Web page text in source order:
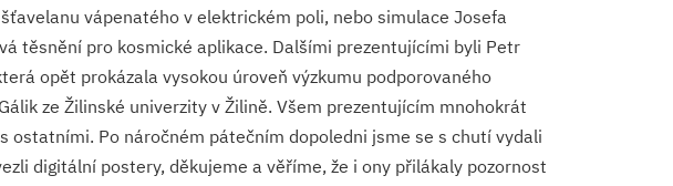
vápenatého v elektrickém poli, nebo simulace Josefa
těsnění pro kosmické aplikace. Dalšími prezentujícími byli Petr
opět prokázala vysokou úroveň výzkumu podporovaného
ze Žilinské univerzity v Žilině. Všem prezentujícím mnohokrát
ostatními. Po náročném pátečním dopoledni jsme se s chutí vydali
digitální postery, děkujeme a věříme, že i ony přilákaly pozornost